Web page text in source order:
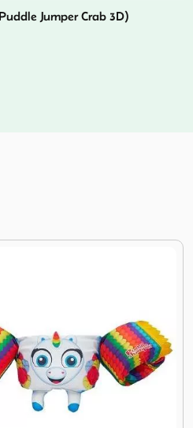
Puddle Jumper Crab 3D)